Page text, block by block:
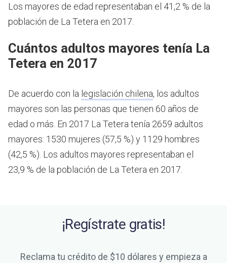
Los mayores de edad representaban el 41,2 % de la
población de La Tetera en 2017.
Cuántos adultos mayores tenía La
Tetera en 2017
De acuerdo con la legislación chilena, los adultos
mayores son las personas que tienen 60 años de
edad o más. En 2017 La Tetera tenía 2659 adultos
mayores: 1530 mujeres (57,5 %) y 1129 hombres
(42,5 %). Los adultos mayores representaban el
23,9 % de la población de La Tetera en 2017.
¡Regístrate gratis!
Reclama tu crédito de $10 dólares y empieza a